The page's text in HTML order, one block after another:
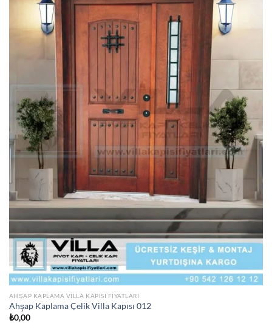
AHŞAP KAPLAMA VILLA KAPISI FIYATLARI
Ahşap Kaplama Çelik Villa Kapısı 012
₺0,00